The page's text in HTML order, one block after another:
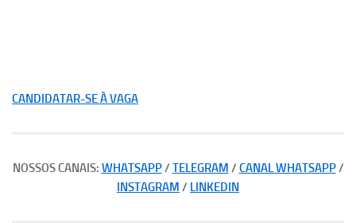
CANDIDATAR-SE À VAGA
NOSSOS CANAIS: WHATSAPP/ TELEGRAM / CANAL WHATSAPP/
INSTAGRAM / LINKEDIN